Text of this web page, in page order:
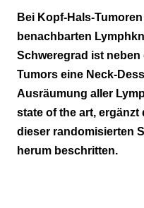
Das Prinzip
Das Ergebnis
Bei Kopf-Hals-
benachbarten
Schweregrad ist
Tumors eine Neck-
Ausräumung aller
state of the art,
dieser randomisierten
herum beschritten.